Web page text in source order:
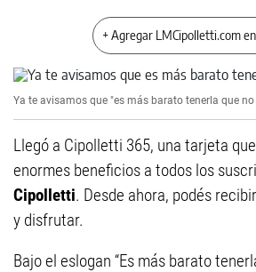
+ Agregar LMCipolletti.com en
Ya te avisamos que "es más barato tenerla que no
Llegó a Cipolletti 365, una tarjeta
enormes beneficios a todos los
Cipolletti. Desde ahora, podés
y disfrutar.
Bajo el eslogan “Es más barato